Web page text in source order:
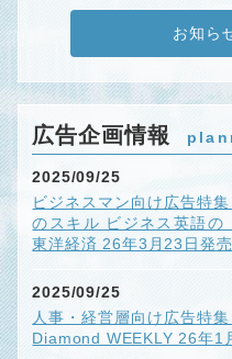
お知ら
広告企画情報
2025/09/25
ビジネスマン向け広告特
のスキル ビジネス英語の
東洋経済 26年3月23日発売
2025/09/25
人事・経営層向け広告特
Diamond WEEKLY 26年1